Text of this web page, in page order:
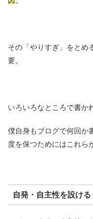
その「やりすぎ」をとめ
要。
いろいろなところで書か
僕自身もブログで何回か
度を保つためにはこれら
自発・自主性を設け